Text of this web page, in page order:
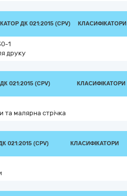
ДК 021:2015 (CPV) КЛАСИФІКАТОРИ
1
друку
021:2015 (CPV) КЛАСИФІКАТОРИ
та малярна стрічка
021:2015 (CPV) КЛАСИФІКАТОРИ